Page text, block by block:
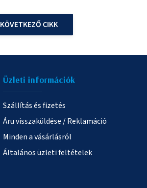
KÖVETKEZŐ CIKK
Üzleti információk
Szállítás és fizetés
Áru visszaküldése / Reklamáció
Minden a vásárlásról
Általános üzleti feltételek